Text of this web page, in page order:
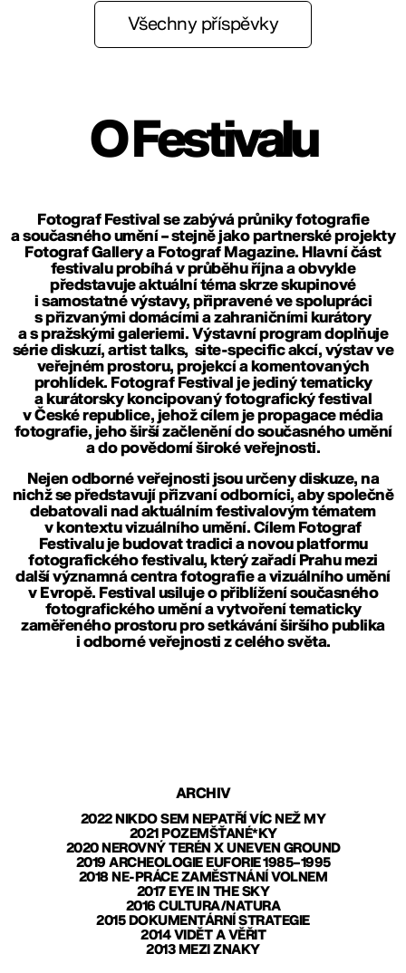
Všechny příspěvky
O Festivalu
Fotograf Festival se zabývá průniky fotografie
a současného umění – stejně jako partnerské projekty
Fotograf Gallerya Fotograf Magazine. Hlavní část
festivalu probíhá v průběhu října a obvykle
představuje aktuální téma skrze skupinové
i samostatné výstavy, připravené ve spolupráci
s přizvanými domácími a zahraničními kurátory
a s pražskými galeriemi. Výstavní program doplňuje
série diskuzí, artist talks, site-specific akcí, výstav ve
veřejném prostoru, projekcí a komentovaných
prohlídek. Fotograf Festival je jediný tematicky
a kurátorsky koncipovaný fotografický festival
v České republice, jehož cílem je propagace média
fotografie, jeho širší začlenění do současného umění
a do povědomí široké veřejnosti.
Nejen odborné veřejnosti jsou určeny diskuze, na
nichž se představují přizvaní odborníci, aby společně
debatovali nad aktuálním festivalovým tématem
v kontextu vizuálního umění. Cílem Fotograf
Festivalu je budovat tradici a novou platformu
fotografického festivalu, který zařadí Prahu mezi
další významná centra fotografie a vizuálního umění
v Evropě. Festival usiluje o přiblížení současného
fotografického umění a vytvoření tematicky
zaměřeného prostoru pro setkávání širšího publika
i odborné veřejnosti z celého světa.
ARCHIV
2022 NIKDO SEM NEPATŘÍ VÍC NEŽ MY
2021 POZEMŠŤANÉ*KY
2020 NEROVNÝ TERÉN X UNEVEN GROUND
2019 ARCHEOLOGIE EUFORIE 1985–1995
2018 NE-PRÁCE ZAMĚSTNÁNÍ VOLNEM
2017 EYE IN THE SKY
2016 CULTURA/NATURA
2015 DOKUMENTÁRNÍ STRATEGIE
2014 VIDĚT A VĚŘIT
2013 MEZI ZNAKY